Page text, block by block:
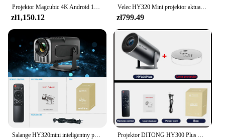
Projektor Magcubic 4K Android 11 natywny 1080P 390ANSI HY320 podwójny Wifi6 BT5.0 1920*1080P kino przenośny projektor ulepszony HY300
zł1,150.12
Velec HY320 Mini projektor aktualizacja 4K Android 11 WiFi 6 BT 5.0 Allwinner H713 domowy przenośny projektor zewnętrzny HY320 MINI
zł799.49
Salange HY320mini inteligentny projektor Android 11.0 przenośny WIFI Bluetooth kino domowe 720P dla SAMSUNG Apple Outdoor 1080P 4K film Projektor DITONG HY300 Plus Android 4K 1280*720P podwójne Wifi 300ANSI kino wideo zewnętrzny przenośny domowy projektor hd led HY300 Pro